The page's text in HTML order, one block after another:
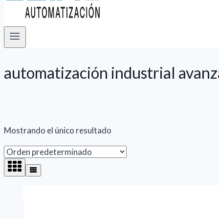
automatización industrial
Mostrando el único resultado